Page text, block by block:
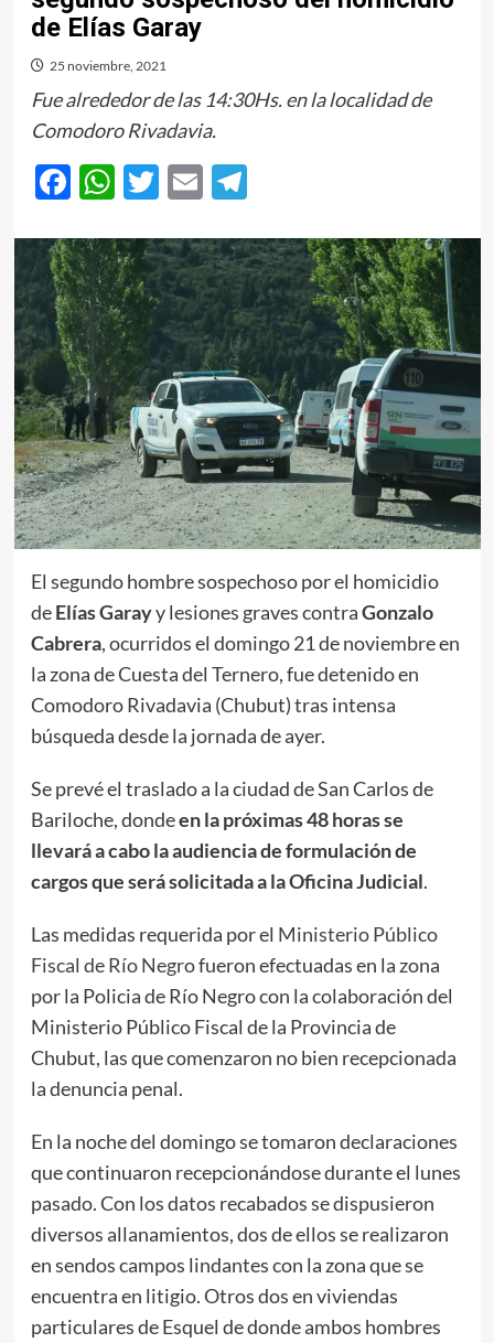
de Elías Garay
25 noviembre, 2021
Fue alrededor de las 14:30Hs. en la localidad de
Comodoro Rivadavia.
Facebook
WhatsApp
Twitter
EmailTelegram
El segundo hombre sospechoso por el homicidio
deElías Garayy lesiones graves contraGonzalo
Cabrera, ocurridos el domingo 21 de noviembre en
la zona de Cuesta del Ternero, fue detenido en
Comodoro Rivadavia (Chubut) tras intensa
búsqueda desde la jornada de ayer.
Se prevé el traslado a la ciudad de San Carlos de
Bariloche, dondeen la próximas 48 horas se
llevará a cabo la audiencia de formulación de
cargos que será solicitada a la Oficina Judicial.
Las medidas requerida por el Ministerio Público
Fiscal de Río Negrofueron efectuadas en la zona
por la Policia de Río Negro con la colaboración del
Ministerio Público Fiscal de la Provincia de
Chubut, las que comenzaron no bien recepcionada
la denuncia penal.
En la noche del domingo se tomaron declaraciones
que continuaron recepcionándose durante el lunes
pasado. Con los datos recabados se dispusieron
diversos allanamientos, dos de ellos se realizaron
en sendos campos lindantes con la zona que se
encuentra en litigio. Otros dos en viviendas
particulares de Esquel de donde ambos hombres